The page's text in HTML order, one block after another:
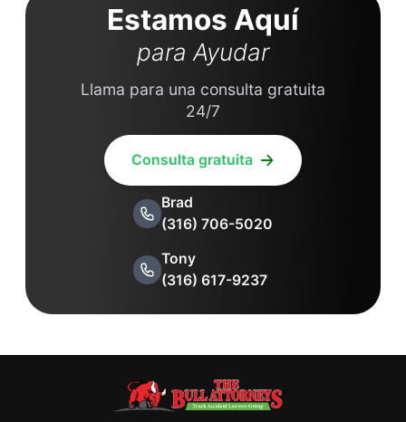
Estamos Aquí
para Ayudar
Llama para una consulta gratuita
24/7
Consulta gratuita
Brad
(316) 706-5020
Tony
(316) 617-9237